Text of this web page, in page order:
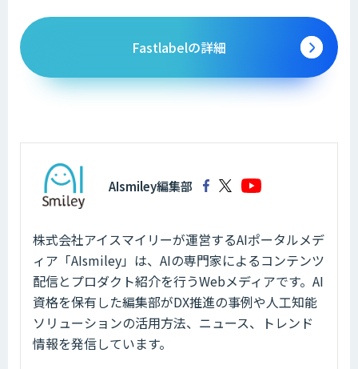
Fastlabelの詳細
AIsmiley編集部
株式会社アイスマイリーが運営するAIポータルメデ
ィア「AIsmiley」は、AIの専門家によるコンテンツ
配信とプロダクト紹介を行うWebメディアです。AI
資格を保有した編集部がDX推進の事例や人工知能
ソリューションの活用方法、ニュース、トレンド
情報を発信しています。